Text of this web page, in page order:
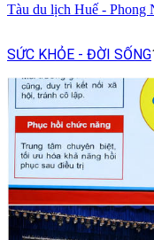
Tàu du lịch Huế - Phong
SỨC KHỎE - ĐỜI SỐNG